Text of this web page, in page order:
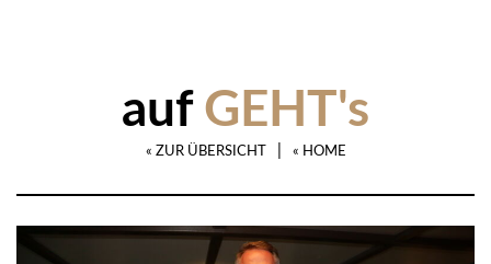
auf GEHT's
« ZUR ÜBERSICHT « HOME